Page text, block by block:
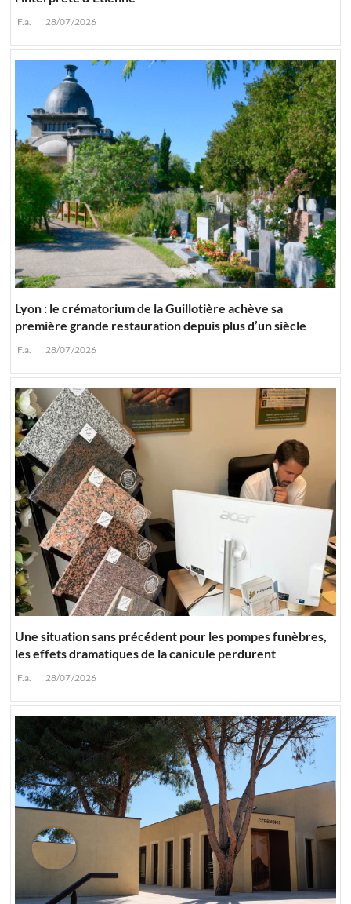
F.a. 28/07/2026
Lyon : le crématorium de la Guillotière achève sa
première grande restauration depuis plus d’un siècle
F.a. 28/07/2026
Une situation sans précédent pour les pompes funèbres,
les effets dramatiques de la canicule perdurent
F.a. 28/07/2026